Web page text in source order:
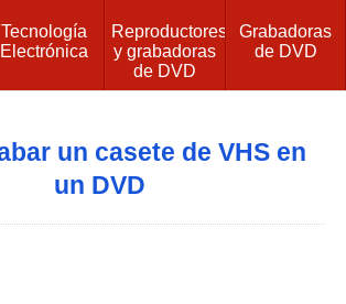
Tecnología
Electrónica
Reproductores
y grabadoras
de DVD
Grabadoras
de DVD
un casete de VHS en
un DVD